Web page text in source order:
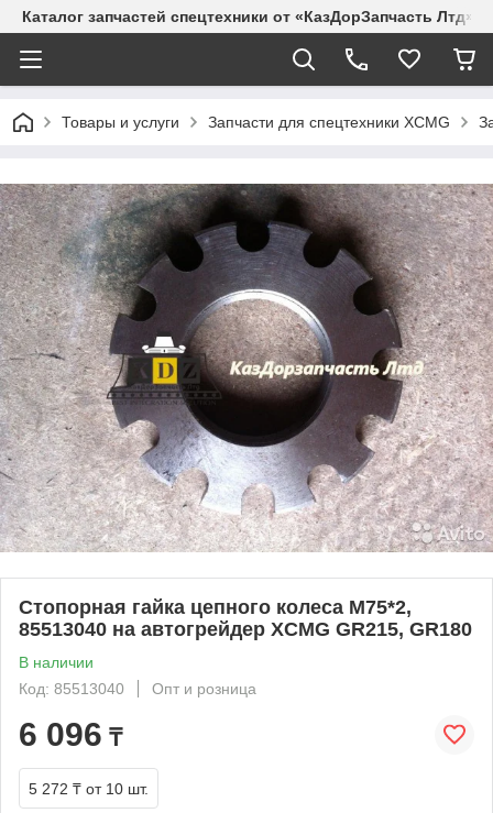
Каталог запчастей спецтехники от «КазДорЗапчасть Лтд»
Товары и услуги Запчасти для спецтехники XCMG
Стопорная гайка цепного колеса M75*2,
85513040 на автогрейдер XCMG GR215, GR180
В наличии
Код: 85513040
Опт и розница
6 096 ₸
5 272 ₸ от 10 шт.